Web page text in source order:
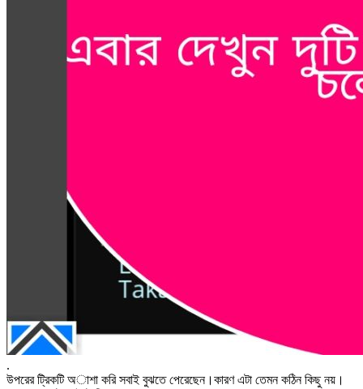
.
উপরের ট্রিকটি অাশা করি সবাই বুঝতে পেরেছেন।কারণ এটা তেমন কঠিন কিছু নয়।